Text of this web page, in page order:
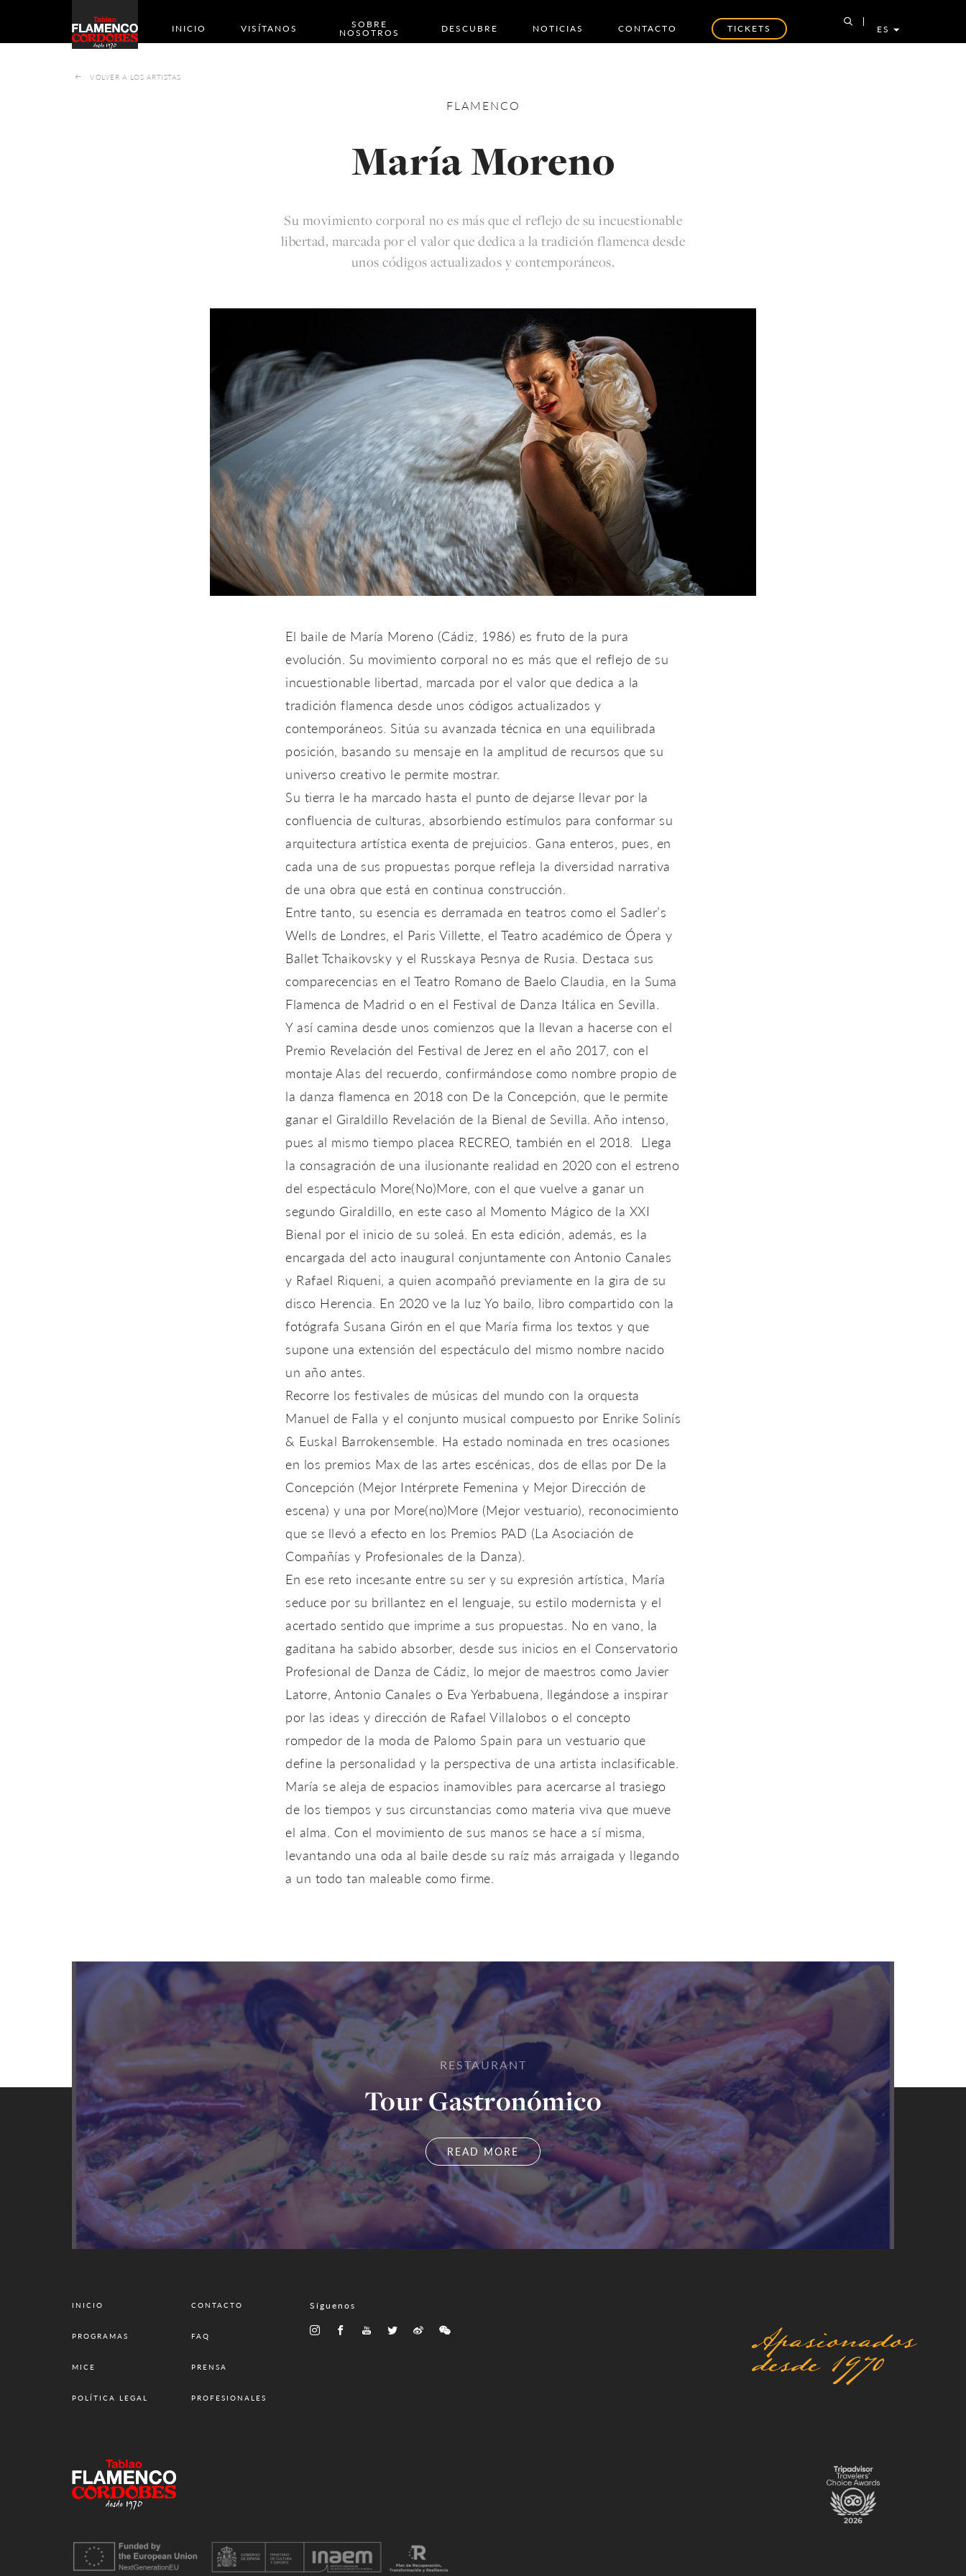
INICIO VISÍTANOS SOBRE
NOSOTROS DESCUBRE NOTICIAS CONTACTO TICKETS ES
VOLVER A LOS ARTISTAS
FLAMENCO
María Moreno
Su movimiento corporal no es más que el reflejo de su incuestionable
libertad, marcada por el valor que dedica a la tradición flamenca desde
unos códigos actualizados y contemporáneos.
El baile de María Moreno (Cádiz, 1986) es fruto de la pura
evolución. Su movimiento corporal no es más que el reflejo de su
incuestionable libertad, marcada por el valor que dedica a la
tradición flamenca desde unos códigos actualizados y
contemporáneos. Sitúa su avanzada técnica en una equilibrada
posición, basando su mensaje en la amplitud de recursos que su
universo creativo le permite mostrar.
Su tierra le ha marcado hasta el punto de dejarse llevar por la
confluencia de culturas, absorbiendo estímulos para conformar su
arquitectura artística exenta de prejuicios. Gana enteros, pues, en
cada una de sus propuestas porque refleja la diversidad narrativa
de una obra que está en continua construcción.
Entre tanto, su esencia es derramada en teatros como el Sadler’s
Wells de Londres, el Paris Villette, el Teatro académico de Ópera y
Ballet Tchaikovsky y el Russkaya Pesnya de Rusia. Destaca sus
comparecencias en el Teatro Romano de Baelo Claudia, en la Suma
Flamenca de Madrid o en el Festival de Danza Itálica en Sevilla.
Y así camina desde unos comienzos que la llevan a hacerse con el
Premio Revelación del Festival de Jerez en el año 2017, con el
montaje Alas del recuerdo, confirmándose como nombre propio de
la danza flamenca en 2018 con De la Concepción, que le permite
ganar el Giraldillo Revelación de la Bienal de Sevilla. Año intenso,
pues al mismo tiempo placea RECREO, también en el 2018. Llega
la consagración de una ilusionante realidad en 2020 con el estreno
del espectáculo More(No)More, con el que vuelve a ganar un
segundo Giraldillo, en este caso al Momento Mágico de la XXI
Bienal por el inicio de su soleá. En esta edición, además, es la
encargada del acto inaugural conjuntamente con Antonio Canales
y Rafael Riqueni, a quien acompañó previamente en la gira de su
disco Herencia. En 2020 ve la luz Yo bailo, libro compartido con la
fotógrafa Susana Girón en el que María firma los textos y que
supone una extensión del espectáculo del mismo nombre nacido
un año antes.
Recorre los festivales de músicas del mundo con la orquesta
Manuel de Falla y el conjunto musical compuesto por Enrike Solinís
& Euskal Barrokensemble. Ha estado nominada en tres ocasiones
en los premios Max de las artes escénicas, dos de ellas por De la
Concepción (Mejor Intérprete Femenina y Mejor Dirección de
escena) y una por More(no)More (Mejor vestuario), reconocimiento
que se llevó a efecto en los Premios PAD (La Asociación de
Compañías y Profesionales de la Danza).
En ese reto incesante entre su ser y su expresión artística, María
seduce por su brillantez en el lenguaje, su estilo modernista y el
acertado sentido que imprime a sus propuestas. No en vano, la
gaditana ha sabido absorber, desde sus inicios en el Conservatorio
Profesional de Danza de Cádiz, lo mejor de maestros como Javier
Latorre, Antonio Canales o Eva Yerbabuena, llegándose a inspirar
por las ideas y dirección de Rafael Villalobos o el concepto
rompedor de la moda de Palomo Spain para un vestuario que
define la personalidad y la perspectiva de una artista inclasificable.
María se aleja de espacios inamovibles para acercarse al trasiego
de los tiempos y sus circunstancias como materia viva que mueve
el alma. Con el movimiento de sus manos se hace a sí misma,
levantando una oda al baile desde su raíz más arraigada y llegando
a un todo tan maleable como firme.
RESTAURANT
Tour Gastronómico
READ MORE
INICIO
PROGRAMAS
MICE
POLÍTICA LEGAL
CONTACTO
FAQ
PRENSA
PROFESIONALES
Síguenos
Apasionados
desde 1970